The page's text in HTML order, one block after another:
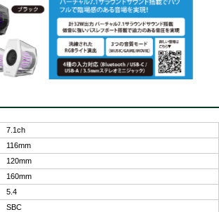
7.1ch
116mm
120mm
160mm
5.4
SBC